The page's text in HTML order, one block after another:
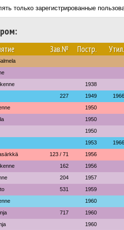
только зарегистрированные
Зав.№ Постр. Утил.
1938
227 1949 1966
1950
1950
1950
1953 1966
123 / 71 1956
162 1956
204 1957
531 1959
1960
717 1960
1960